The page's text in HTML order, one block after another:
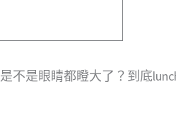
不是眼睛都瞪大了？到底